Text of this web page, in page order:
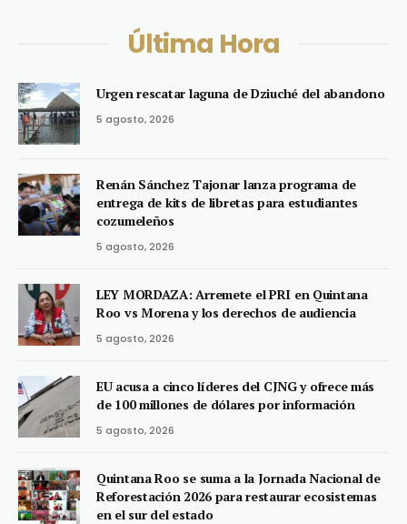
Última Hora
Urgen rescatar laguna de Dziuché del abandono
5 agosto, 2026
Renán Sánchez Tajonar lanza programa de
entrega de kits de libretas para estudiantes
cozumeleños
5 agosto, 2026
LEY MORDAZA: Arremete el PRI en Quintana
Roo vs Morena y los derechos de audiencia
5 agosto, 2026
EU acusa a cinco líderes del CJNG y ofrece más
de 100 millones de dólares por información
5 agosto, 2026
Quintana Roo se suma a la Jornada Nacional de
Reforestación 2026 para restaurar ecosistemas
en el sur del estado